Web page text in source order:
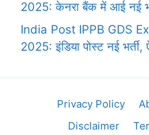
2025: केनरा बैंक में आई नई
India Post IPPB GDS
2025: इंडिया पोस्ट नई
Privacy Policy
Disclaimer